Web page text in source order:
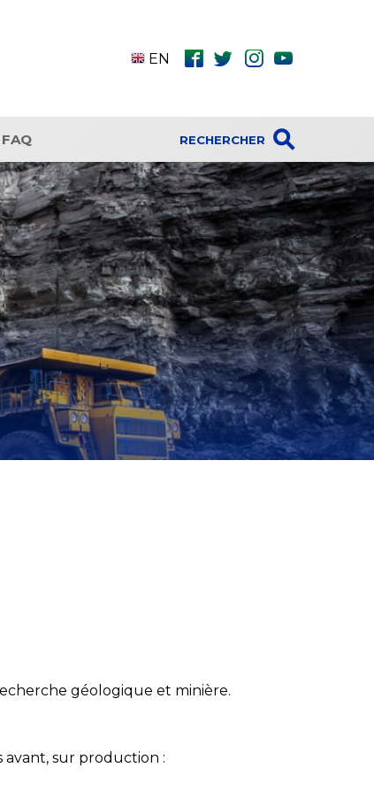
EN fbk twt ins ytb
FAQ ⚲
géologique et minière.
avant, sur production :